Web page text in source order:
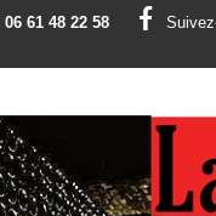
06 61 48 22 58